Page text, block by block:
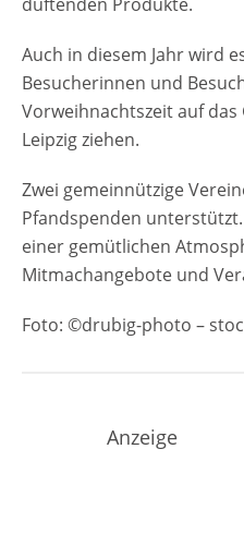
Termine und
Donnerstag: Gelände,
Samstag: Gelände, 13
Gelände, 13 – 21 Uhr
Weihnachten am
um Spenden wird
Weihnachten am
Kulturfabrik Leipzig e.
04277 Leipzig Telefon:
Sachsen Deutschland
am Kreuz Anzeige
Auch in diesem Jahr wird
Besucherinnen und
Vorweihnachtszeit auf
Leipzig ziehen.
Zwei gemeinnützige
Pfandspenden
einer gemütlichen
Mitmachangebote und
Foto: ©drubig-photo –
Anzeige